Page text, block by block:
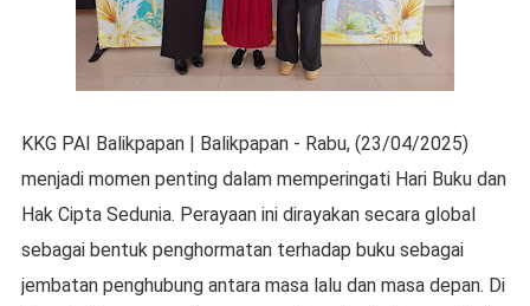
KKG PAI Balikpapan | Balikpapan - Rabu, (23/04/2025)
menjadi momen penting dalam memperingati Hari Buku dan
Hak Cipta Sedunia. Perayaan ini dirayakan secara global
sebagai bentuk penghormatan terhadap buku sebagai
jembatan penghubung antara masa lalu dan masa depan. Di